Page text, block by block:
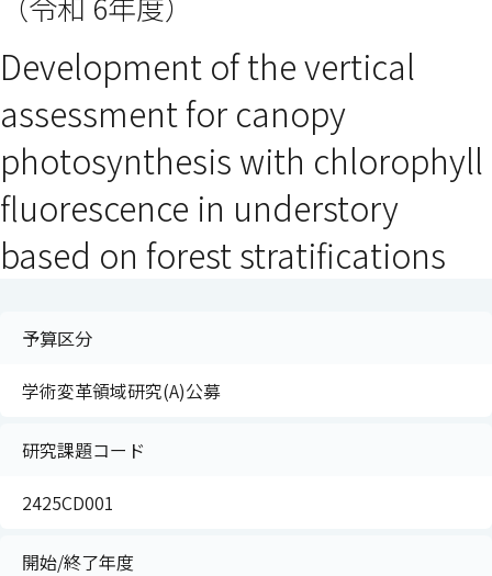
ンドウで開きます）
ウインドウで開きます）
Development of the vertical
assessment for canopy
photosynthesis with chlorophyll
fluorescence in understory
based on forest stratifications
予算区分
学術変革領域研究(A)公募
研究課題コード
2425CD001
開始/終了年度